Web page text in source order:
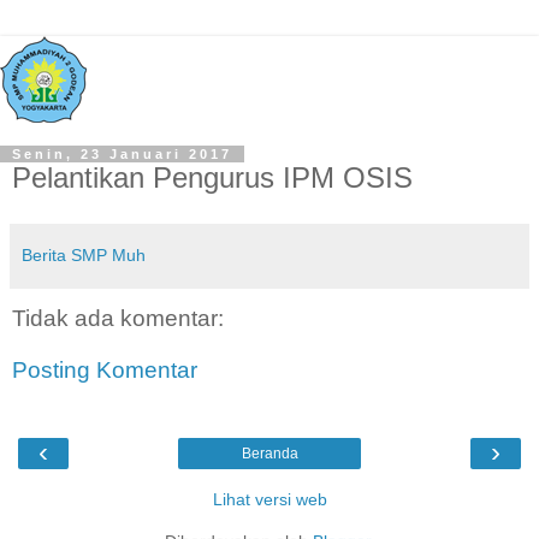
Senin, 23 Januari 2017
Pelantikan Pengurus IPM OSIS
Berita SMP Muh
Tidak ada komentar:
Posting Komentar
‹ ›
Beranda
Lihat versi web